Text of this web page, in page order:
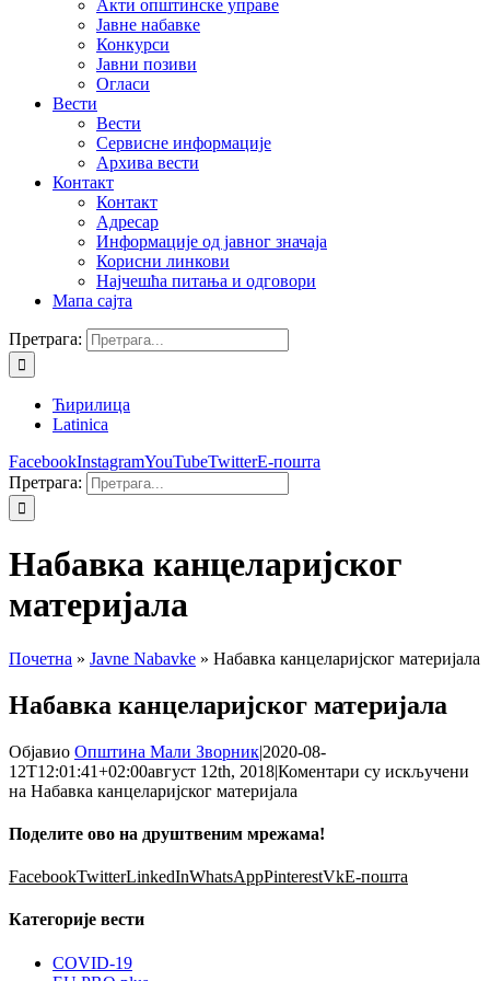
Акти општинске управе
Јавне набавке
Конкурси
Јавни позиви
Огласи
Вести
Вести
Сервисне информације
Архива вести
Контакт
Контакт
Адресар
Информације од јавног значаја
Корисни линкови
Најчешћа питања и одговори
Мапа сајта
Претрага:
Ћирилица
Latinica
FacebookInstagramYouTubeTwitterЕ-пошта
Претрага:
Набавка канцеларијског
материјала
Почетна » Javne Nabavke » Набавка канцеларијског материјала
Набавка канцеларијског материјала
Објавио Општина Мали Зворник|2020-08-
12T12:01:41+02:00август 12th, 2018|Коментари су искључени
на Набавка канцеларијског материјала
Поделите ово на друштвеним мрежама!
FacebookTwitterLinkedInWhatsAppPinterestVkЕ-пошта
Категорије вести
COVID-19